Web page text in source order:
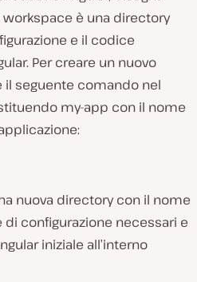
è una directory
e il codice
Per creare un nuovo
il seguente comando nel
my-app con il nome
nuova directory con il nome
configurazione necessari e
iniziale all’interno